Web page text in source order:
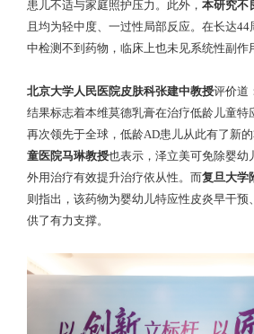
患儿不适与家庭照护压力。此外， 本研究不
且均为轻中度、一过性局部反应。在长达
中检测不到药物，临床上也未见系统性副作
北京大学人民医院皮肤科张建中教授评价道
结果标志着本维莫德乳膏在治疗低龄儿童特
再次领先于全球，低龄AD患儿从此有了新
童医院马琳教授也表示，泽立美可免除婴幼
外用治疗有效提升治疗依从性。而复旦大学
则指出，该药物为婴幼儿特应性皮炎早干预
供了有力支撑。